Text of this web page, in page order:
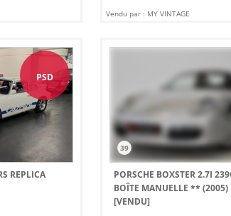
Vendu par : MY VINTAGE
PSD
REPLICA
39
PORSCHE BOXSTER 2.7I
BOÎTE MANUELLE ** (2005)
[VENDU]